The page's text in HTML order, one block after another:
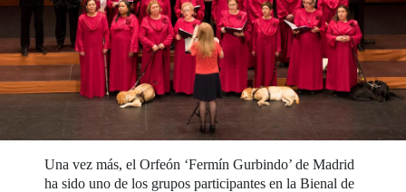
Una vez más, el Orfeón ‘Fermín Gurbindo’ de Madrid
ha sido uno de los grupos participantes en la Bienal de